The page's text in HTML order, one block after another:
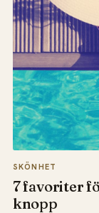
SKÖNHET
7 favoriter
knopp